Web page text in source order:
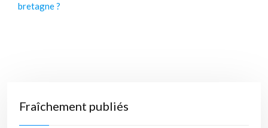
bretagne ?
Fraîchement publiés